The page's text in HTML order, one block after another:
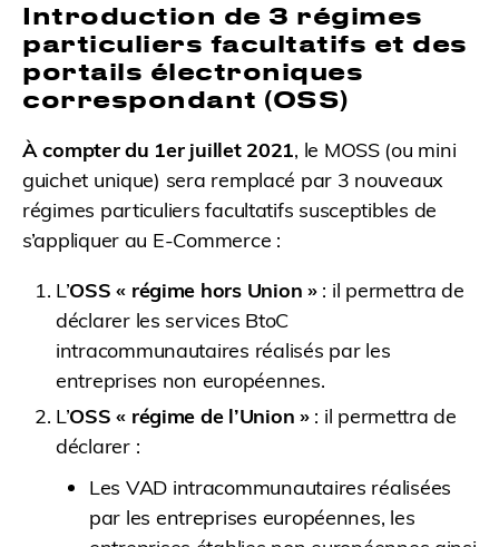
Introduction de 3 régimes
particuliers facultatifs et des
portails électroniques
correspondant (OSS)
À compter du 1er juillet 2021, le MOSS (ou mini
guichet unique) sera remplacé par 3 nouveaux
régimes particuliers facultatifs susceptibles de
s’appliquer au E-Commerce :
L’OSS « régime hors Union »: il permettra de
déclarer les services BtoC
intracommunautaires réalisés par les
entreprises non européennes.
L’OSS « régime de l’Union »: il permettra de
déclarer :
Les VAD intracommunautaires réalisées
par les entreprises européennes, les